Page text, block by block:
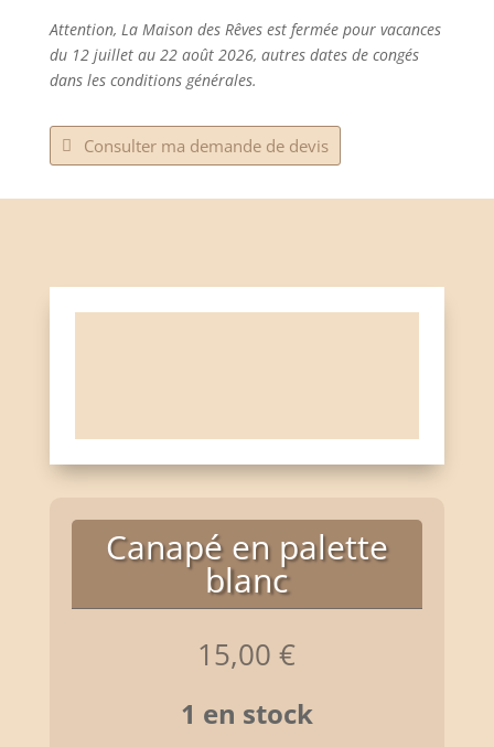
Attention, La Maison des Rêves est fermée pour vacances
du 12 juillet au 22 août 2026, autres dates de congés
dans les conditions générales.
Consulter ma demande de devis
Canapé en palette
blanc
15,00€
1 en stock